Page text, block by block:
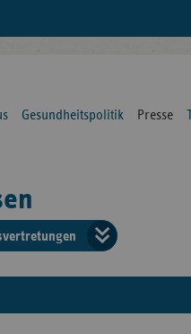
Gesundheitspolitik Presse
der